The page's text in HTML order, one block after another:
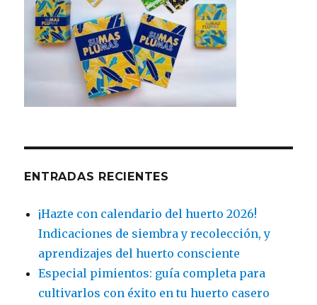
ENTRADAS RECIENTES
¡Hazte con calendario del huerto 2026!
Indicaciones de siembra y recolección, y
aprendizajes del huerto consciente
Especial pimientos: guía completa para
cultivarlos con éxito en tu huerto casero